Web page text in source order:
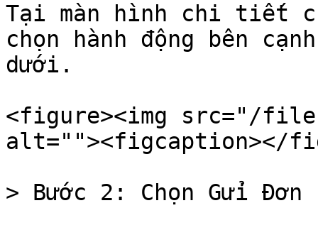
Tại màn hình chi tiết
chọn hành động bên
dưới.
<figure><img src="/
alt=""><figcaption></
> Bước 2: Chọn Gửi Đơn